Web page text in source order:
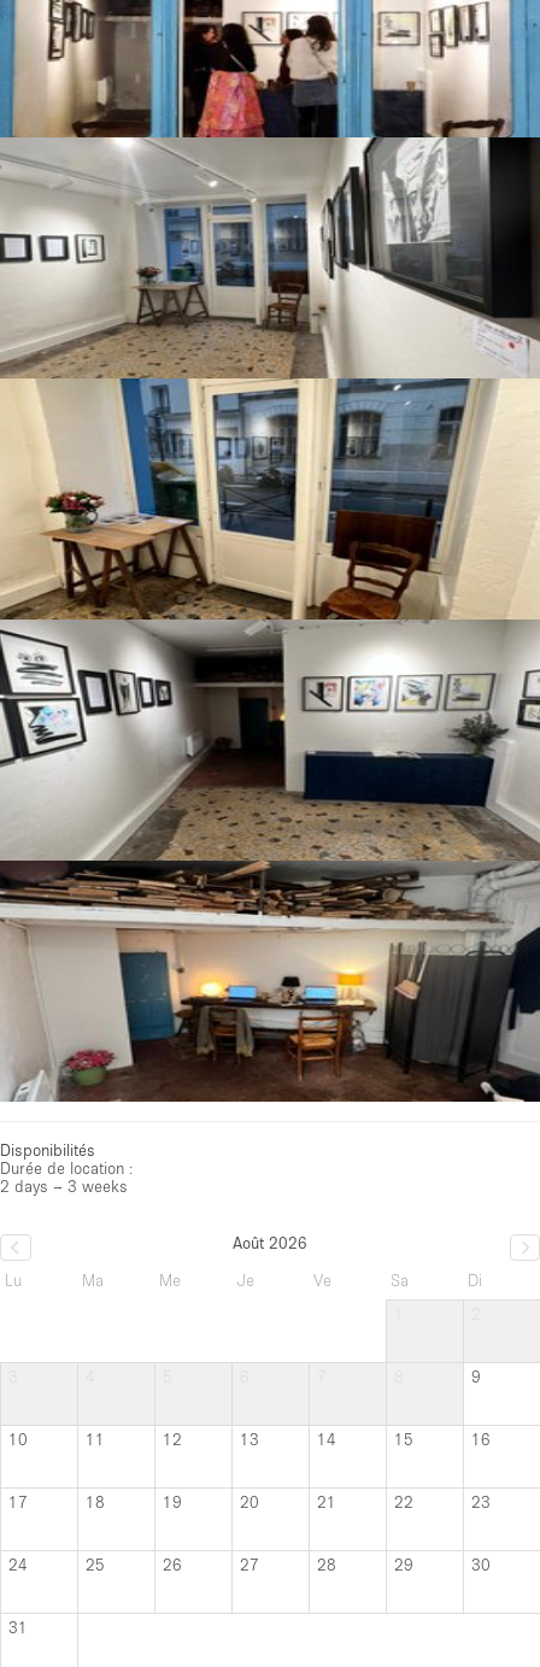
Disponibilités
Durée de location :
2 days – 3 weeks
Août 2026
Lu
Ma Me Je Ve Sa
Di
9
10 11 12 13 14 15 16
17 18 19 20 21 22 23
24 25 26 27 28 29 30
31